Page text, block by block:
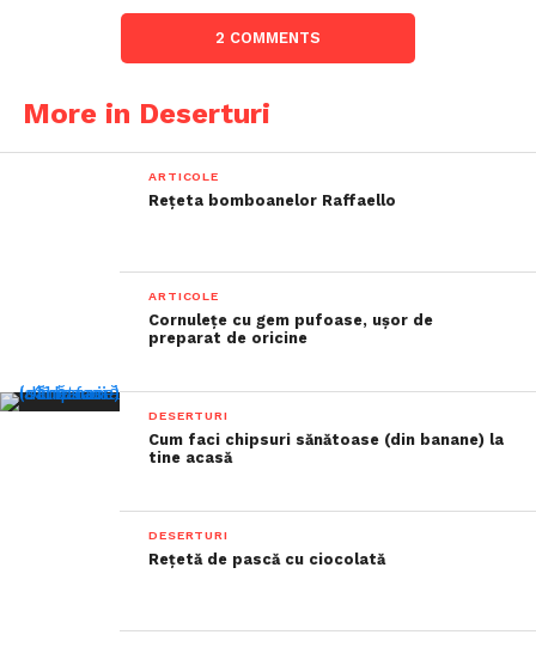
2 COMMENTS
More in Deserturi
ARTICOLE
Rețeta bomboanelor Raffaello
ARTICOLE
Cornulețe cu gem pufoase, ușor de
preparat de oricine
DESERTURI
Cum faci chipsuri sănătoase (din banane) la
tine acasă
DESERTURI
Rețetă de pască cu ciocolată